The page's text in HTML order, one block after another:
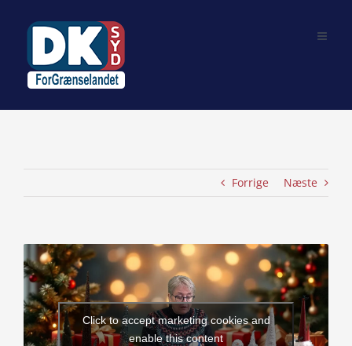
Forrige Næste
View
Larger
Image
Click to accept marketing cookies and
enable this content